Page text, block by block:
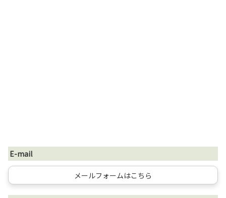
E-mail
メールフォームはこちら